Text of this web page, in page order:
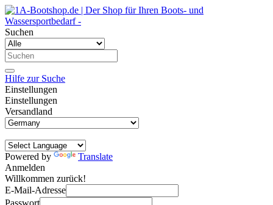
Suchen
Hilfe zur Suche
Einstellungen
Einstellungen
Versandland
Powered by
Translate
Anmelden
Willkommen zurück!
E-Mail-Adresse
Passwort